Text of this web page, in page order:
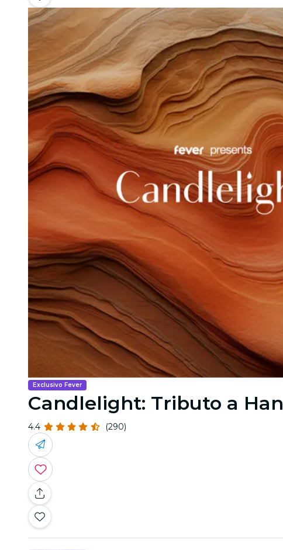
Exclusivo Fever
Candlelight: Tributo a
4.4 (290)